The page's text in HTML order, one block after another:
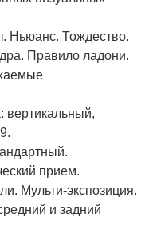
Ньюанс. Тождество.
Правило ладони.
вертикальный,
прием.
Мульти-экспозиция.
и задний